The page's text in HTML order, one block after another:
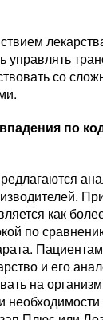
управлять
со
по
как
по
и его
на